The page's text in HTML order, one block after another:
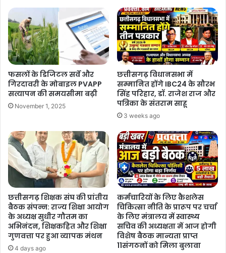
फसलों के डिजिटल सर्वे और
गिरदावरी के मोबाइल PVAPP
सत्यापन की समयसीमा बढ़ी
November 1, 2025
छत्तीसगढ़ विधानसभा में
सम्मानित होंगे IBC24 के सौरभ
सिंह परिहार, डॉ. राजेश राज और
पत्रिका के संतराम साहू
3 weeks ago
छत्तीसगढ़ शिक्षक संघ की प्रांतीय
बैठक संपन्न: राज्य शिक्षा आयोग
के अध्यक्ष सुधीर गौतम का
अभिनंदन, शिक्षकहित और शिक्षा
गुणवत्ता पर हुआ व्यापक मंथन
4 days ago
कर्मचारियों के लिए कैशलेस
चिकित्सा नीति के प्रारूप पर चर्चा
के लिए मंत्रालय में स्वास्थ्य
सचिव की अध्यक्षता में आज होगी
विशेष बैठक मान्यता प्राप्त
11संगठनों को मिला बुलावा